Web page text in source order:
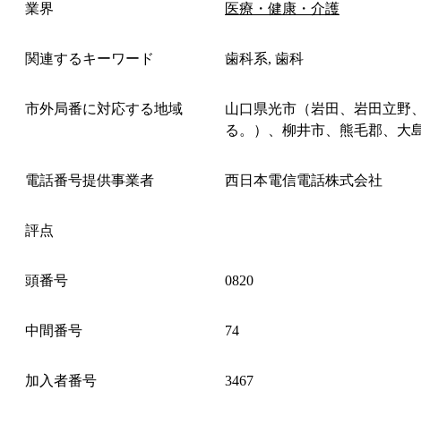
業界 医療・健康・介護
関連するキーワード 歯科系, 歯科
市外局番に対応する地域
山口県光市（岩田、岩田立野
る。）、柳井市、熊毛郡、大
電話番号提供事業者 西日本電信電話株式会社
評点
頭番号 0820
中間番号 74
加入者番号 3467